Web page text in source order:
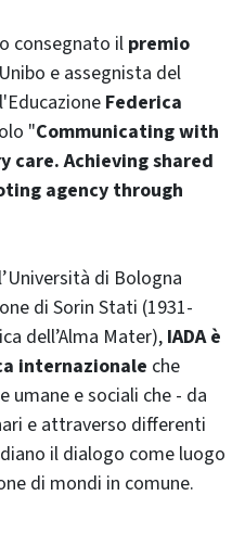
consegnato il premio
e assegnista del
Federica
"Communicating with
care. Achieving shared
agency through
di Bologna
di Sorin Stati (1931-
dell’Alma Mater), IADA è
internazionale che
umane e sociali che - da
e attraverso differenti
il dialogo come luogo
di mondi in comune.